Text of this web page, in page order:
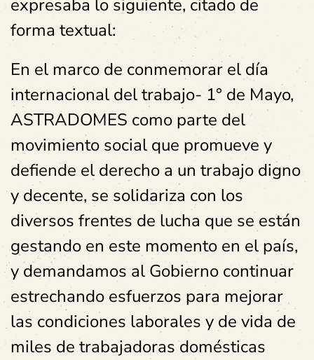
expresaba lo siguiente, citado de
forma textual:
En el marco de conmemorar el día
internacional del trabajo- 1° de Mayo,
ASTRADOMES como parte del
movimiento social que promueve y
defiende el derecho a un trabajo digno
y decente, se solidariza con los
diversos frentes de lucha que se están
gestando en este momento en el país,
y demandamos al Gobierno continuar
estrechando esfuerzos para mejorar
las condiciones laborales y de vida de
miles de trabajadoras domésticas